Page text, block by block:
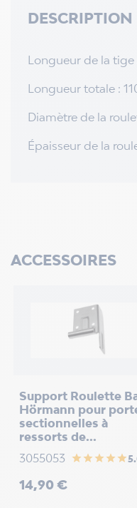
DESCRIPTION
Longueur de la tige
Longueur totale :
Diamètre de la
Épaisseur de la
ACCESSOIRES
Support Roulette
Hörmann pour
sectionnelles à
ressorts de...
3055053
star star star star star
Prix
14,90 €